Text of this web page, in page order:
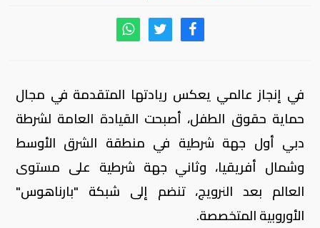
في إنجاز عالمي يعكس ريادتها المتقدمة في مجال
حماية حقوق الطفل، أصبحت القيادة العامة لشرطة
دبي أول جهة شرطية في منطقة الشرق الأوسط
وشمال أفريقيا، وثاني جهة شرطية على مستوى
العالم بعد النرويج، تنضم إلى شبكة "بارناهوس"
الأوروبية المتخصصة.